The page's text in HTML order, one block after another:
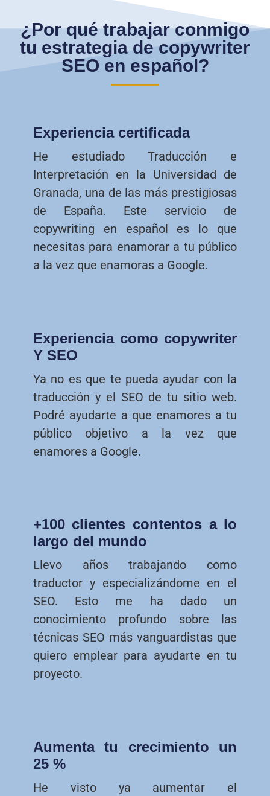
¿Por qué trabajar conmigo
tu estrategia de copywriter
SEO en español?
Experiencia certificada
He estudiado Traducción e
Interpretación en la Universidad de
Granada, una de las más prestigiosas
de España. Este servicio de
copywriting en español es lo que
necesitas para enamorar a tu público
a la vez que enamoras a Google.
Experiencia como copywriter
Y SEO
Ya no es que te pueda ayudar con la
traducción y el SEO de tu sitio web.
Podré ayudarte a que enamores a tu
público objetivo a la vez que
enamores a Google.
+100 clientes contentos a lo
largo del mundo
Llevo años trabajando como
traductor y especializándome en el
SEO. Esto me ha dado un
conocimiento profundo sobre las
técnicas SEO más vanguardistas que
quiero emplear para ayudarte en tu
proyecto.
Aumenta tu crecimiento un
25 %
He visto ya aumentar el